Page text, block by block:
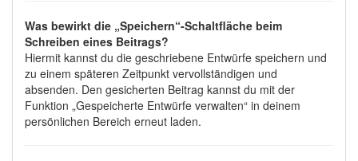
Was bewirkt die „Speichern“-Schaltfläche beim
Schreiben eines Beitrags?
Hiermit kannst du die geschriebene Entwürfe speichern und
zu einem späteren Zeitpunkt vervollständigen und
absenden. Den gesicherten Beitrag kannst du mit der
Funktion „Gespeicherte Entwürfe verwalten“ in deinem
persönlichen Bereich erneut laden.